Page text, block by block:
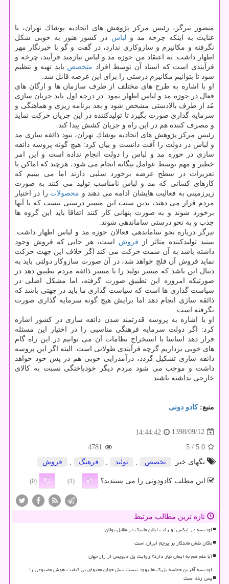
منصور تیرگر، رئیس مركز پژوهش های اتحادیه پوشاك تهران، با
عنایت به اینكه چرخه مد و لباس در كشور هنوز به خوبی شكل
نگرفته و مكانیزم و سازوكاری ندارد، در گفت و گو با خبرنگار مهر
اظهار داشت: به اعتقاد من حوزه مد و لباس نیازمند فرآیند، چرخه و
فرآیندی است كه اسناد آن توسط افراد متخصص باید تهیه و تنظیم
شود تا بتوانیم مكانیزم درستی را برای این عرصه قائل شد.
او با اشاره به طرح های مختلف از طرف سازمان ها و ارگان های
فعال در حوزه مد و لباس اظهار نمود: در درجه اول باید جریان سازی
مُد از طرف بالادستی مشخص شود و بعد برنامه ریزی و هماهنگی و
سرمایه گذاری صورت بگیرد تا تولیدكننده در این جریان حركت نماید
و مصرف كننده هم در این راه و جریان كشش پیدا كند.
رئیس مركز پژوهش های اتحادیه پوشاك تهران، نبود ذائقه سازی مد
و لباس در دولت را آفت دانست و بیان كرد: هیچ گونه پروسه ذائقه
سازی در حوزه مد و لباس را دولت انجام نداده است و این امر
خطیر و مهم توسط عوامل بیگانه انجام می شود، هرچند كه اماكن یا
تعزیرات در سطح عرضه برخورد سلبی دارند اما می بینیم كه
كارهای كسانی كه مد و لباس نامناسب تولید می كنند به صورت
زیرزمینی به فعالیت هایشان ادامه می دهند و محصولات را در اختیار
مردم قرار می دهند، بدین سبب این مسیر درستی نیست كه با آنها
برخورد شوند و به صورت پنهانی كار كنند اتفاقا باید این گروه ها
جذب و به نحو درستی ساماندهی شوند.
تیرگر درباره نحو ساماندهی فعالان حوزه مد و لباس اظهار داشت:
ببینید تولیدكننده متاثر از فروش است، هر جایی كه فروش وجود
داشته باشد به آن سمت حركت می كند اگر خلاف این جهت حركت
نماید فروش آن فلج خواهد شد، در آن صورت سازوكار دولتی باید به
دنبال این باشد كه مسیر تولید را با مسیر ذائقه مردم تطبیق دهد در
صورتیكه امروزه این تطبیق صورت گرفته، اما مشكل اصلی در
سیاست گذاری ها است كه سیاست گذاری ما باید در جهتی باشد كه
ذائقه سازی انجام دهد اما برایش هیچ گونه سرمایه گذاری صورت
نگرفته است.
او با اشاره به پروسه قدرتمند شدن ذائقه سازی در كشور اشاره
كرد: اگر دولت سرمایه فرهنگی مناسبی را در اختیار این مسئله
قرار دهد اساسا با استخراج نظامات آن می توانیم در این راه گام
های خوبی برداریم گرچه فرآیندی طولانی است. البته اگر این پروسه
ذائقه سازی تشكیل گردد، درآمدزایی خوبی هم در پس خود خواهد
داشت و موجب می شود مردم دیگر خودباختگی نسبت به كالای
خارجی نداشته باشند.
منبع:كادو دونی
1398/09/12
14:44:42
5.0
/ 5
4781
تگهای خبر:
تخصص , تولید , فرهنگ , فروش
این مطلب کادودونی را می پسندید؟ (1)
(0)
تازه ترین مطالب مرتبط
اودیسه در ایکس لو رفت ایلان ماسک در مقابل نولان!
ماکان نقش ماندگار بر پرچم ایران است
آیا علم هم به ایمان نیاز دارد؟ روایت پل دیویس از راز جهان
اودیسه آخرین حماسه بزرگ هالیوود نیست نسل جوان محتوای بی کیفیت هوش مصنوعی را
پس زده است